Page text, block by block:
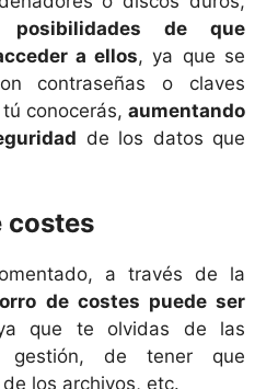
posibilidades de que
a ellos, ya que se
contraseñas o claves
conocerás, aumentando
de los datos que
costes
a través de la
de costes puede ser
que te olvidas de las
gestión, de tener que
los archivos, etc.